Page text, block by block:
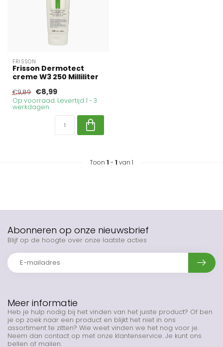
FRISSON
Frisson Dermotect
creme W3 250 Milliliter
€9,89 €8,99
Op voorraad. Levertijd 1 - 3
werkdagen
Toon 1 - 1 van 1
Meer informatie
Heb je hulp nodig bij het vinden van het juiste product? Of ben
je op zoek naar een product en blijkt het niet in ons
assortiment te zitten? Wie weet vinden we het nog voor je.
Neem dan contact op met onze klantenservice. Je kunt ons
bellen of mailen.
Abonneren op onze nieuwsbrief
Blijf op de hoogte over onze laatste acties